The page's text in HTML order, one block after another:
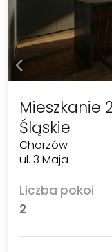
Mieszkanie
Śląskie
Chorzów
ul. 3 Maja
Liczba pokoi
2